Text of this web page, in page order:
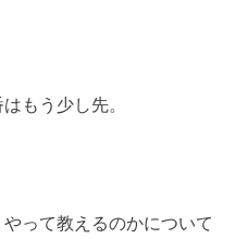
もう少し先。
って教えるのかについて